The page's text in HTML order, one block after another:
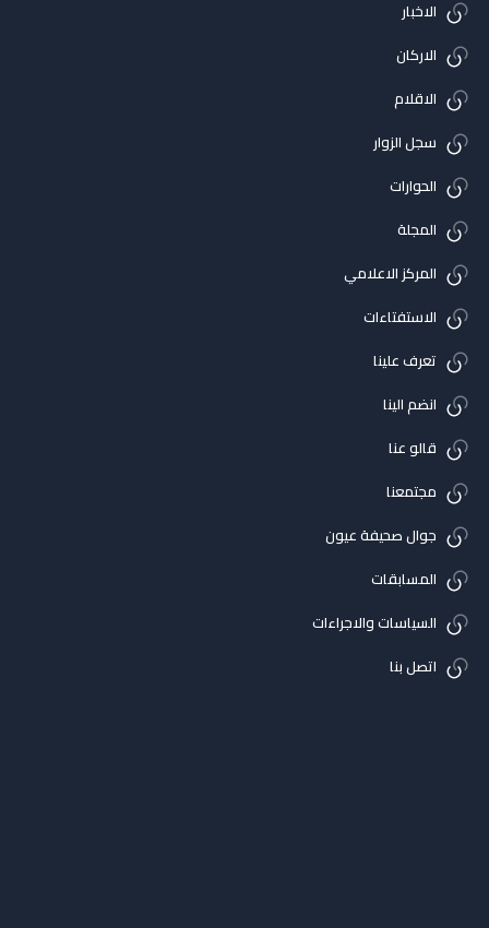
الاخبار
الاركان
الاقلام
سجل الزوار
الحوارات
المجلة
المركز الاعلامي
الاستفتاءات
تعرف علينا
انضم الينا
قالو عنا
مجتمعنا
جوال صحيفة عيون
المسابقات
السياسات والاجراءات
اتصل بنا